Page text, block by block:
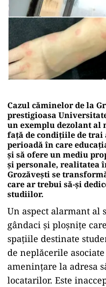
Cazul căminelor de la
prestigioasa
un exemplu dezolant
față de condițiile de
perioadă în care
și să ofere un mediu
și personale, realitatea
Grozăvești se
care ar trebui să-și
studiilor.
Un aspect alarmant al
gândaci și ploșnițe
spațiile destinate
de neplăcerile
amenințare la adresa
locatarilor. Este